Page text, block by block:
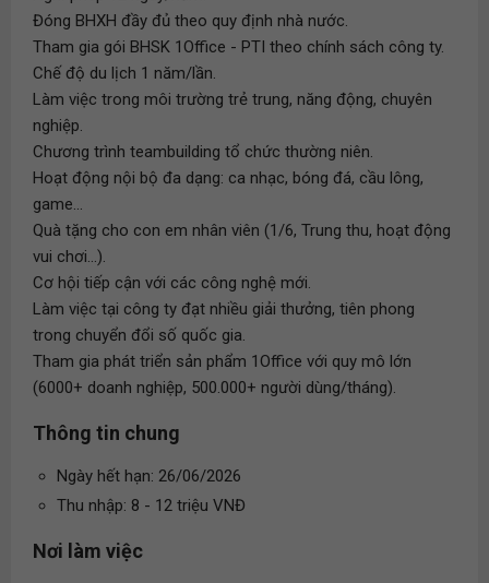
Đóng BHXH đầy đủ theo quy định nhà nước.
Tham gia gói BHSK 1Office - PTI theo chính sách công ty.
Chế độ du lịch 1 năm/lần.
Làm việc trong môi trường trẻ trung, năng động, chuyên
nghiệp.
Chương trình teambuilding tổ chức thường niên.
Hoạt động nội bộ đa dạng: ca nhạc, bóng đá, cầu lông,
game...
Quà tặng cho con em nhân viên (1/6, Trung thu, hoạt động
vui chơi...).
Cơ hội tiếp cận với các công nghệ mới.
Làm việc tại công ty đạt nhiều giải thưởng, tiên phong
trong chuyển đổi số quốc gia.
Tham gia phát triển sản phẩm 1Office với quy mô lớn
(6000+ doanh nghiệp, 500.000+ người dùng/tháng).
Thông tin chung
Ngày hết hạn: 26/06/2026
Thu nhập: 8 - 12 triệu VNĐ
Nơi làm việc